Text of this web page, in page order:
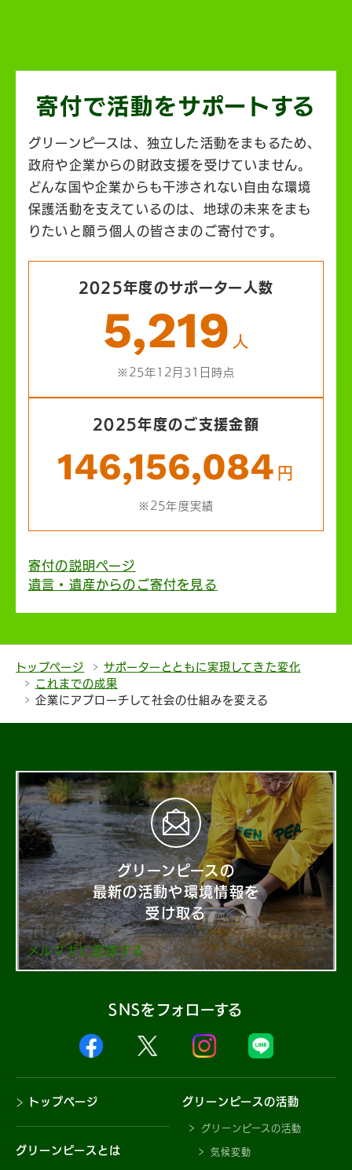
寄付で活動をサポートする
グリーンピースは、独立した活動をまもるため、
政府や企業からの財政支援を受けていません。
どんな国や企業からも干渉されない自由な環境
保護活動を支えているのは、地球の未来をまも
りたいと願う個人の皆さまのご寄付です。
2025年度のサポーター人数
5,219 人
※25年12月31日時点
2025年度のご支援金額
146,156,084 円
※25年度実績
寄付の説明ページ
遺言・遺産からのご寄付を見る
トップページ
サポーターとともに実現してきた変化
これまでの成果
企業にアプローチして社会の仕組みを変える
グリーンピースの
最新の活動や環境情報を
受け取る
メルマガに登録する
SNSをフォローする
トップページ
グリーンピースとは
グリーンピースの活動
グリーンピースの活動
気候変動